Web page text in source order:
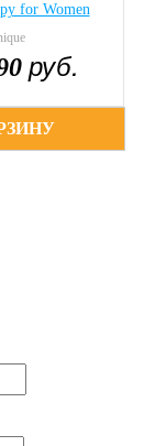
for Women
руб.